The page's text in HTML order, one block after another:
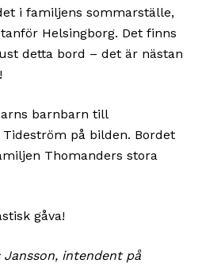
i familjens sommarställe,
Helsingborg. Det finns
detta bord – det är nästan
barnbarn till
på bilden. Bordet
Thomanders stora
gåva!
intendent på